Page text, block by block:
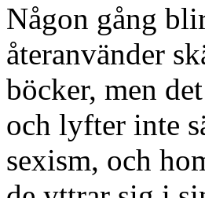
Någon gång
återanvänder
böcker, men
och lyfter inte
sexism, och